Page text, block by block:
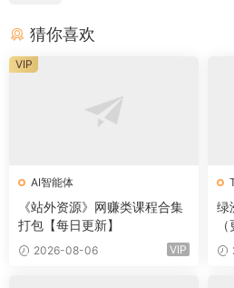
猜你喜欢
AI智能体
《站外资源》网赚类课程合集
打包【每日更新】
2026-08-06 VIP
VIP
绿